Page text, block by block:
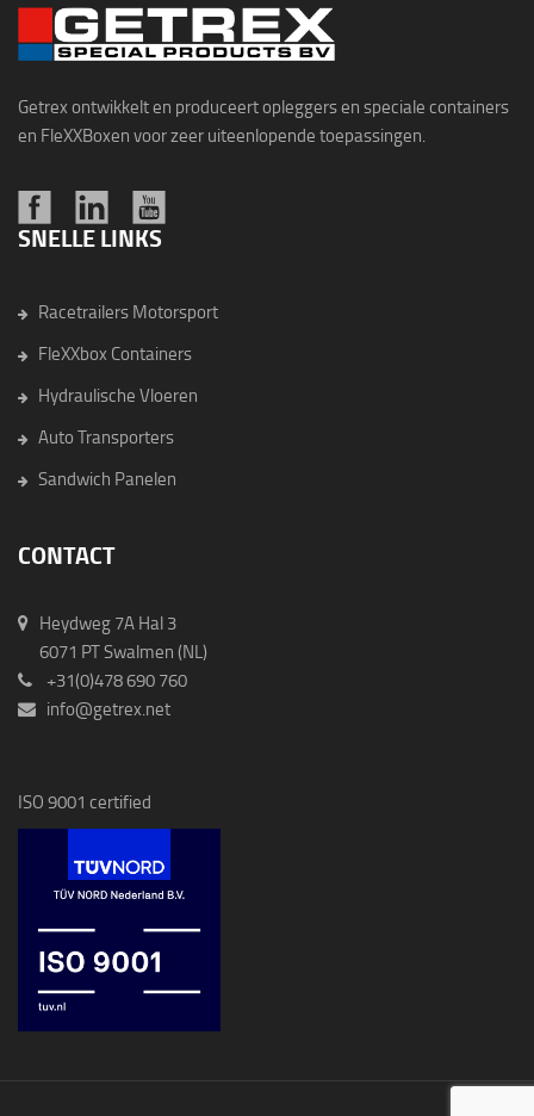
Getrex ontwikkelt en produceert opleggers en speciale containers
en FleXXBoxen voor zeer uiteenlopende toepassingen.
SNELLE LINKS
Racetrailers Motorsport
FleXXbox Containers
Hydraulische Vloeren
Auto Transporters
Sandwich Panelen
CONTACT
Heydweg 7A Hal 3
6071 PT Swalmen (NL)
+31(0)478 690 760
info@getrex.net
ISO 9001 certified